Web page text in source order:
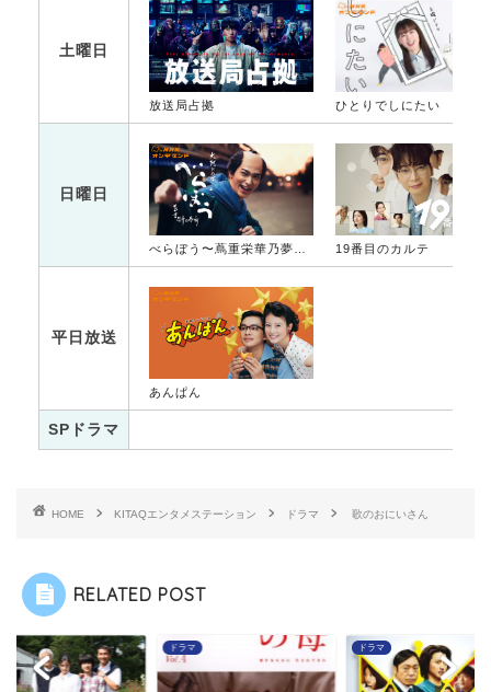
土曜日
放送局占拠 ひとりでしにたい
日曜日
19番目のカルテ
平日放送
あんぱん
SPドラマ
HOME KITAQエンタメステーション ドラマ 歌のおにいさん
RELATED POST
ドラマ ドラマ